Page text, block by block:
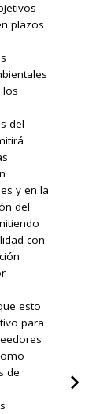
plazos
los
del
y en la
del
con
esto
para
de